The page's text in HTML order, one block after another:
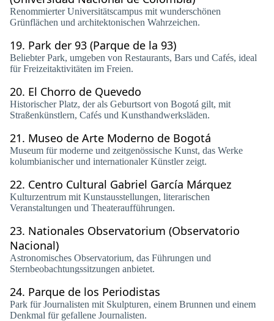
Renommierter Universitätscampus mit wunderschönen
Grünflächen und architektonischen Wahrzeichen.
19. Park der 93 (Parque de la 93)
Beliebter Park, umgeben von Restaurants, Bars und Cafés, ideal
für Freizeitaktivitäten im Freien.
20. El Chorro de Quevedo
Historischer Platz, der als Geburtsort von Bogotá gilt, mit
Straßenkünstlern, Cafés und Kunsthandwerksläden.
21. Museo de Arte Moderno de Bogotá
Museum für moderne und zeitgenössische Kunst, das Werke
kolumbianischer und internationaler Künstler zeigt.
22. Centro Cultural Gabriel García Márquez
Kulturzentrum mit Kunstausstellungen, literarischen
Veranstaltungen und Theateraufführungen.
23. Nationales Observatorium (Observatorio
Nacional)
Astronomisches Observatorium, das Führungen und
Sternbeobachtungssitzungen anbietet.
24. Parque de los Periodistas
Park für Journalisten mit Skulpturen, einem Brunnen und einem
Denkmal für gefallene Journalisten.